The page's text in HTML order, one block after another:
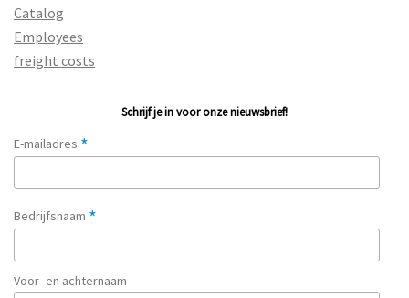
Catalog
Employees
freight costs
Schrijf je in voor onze nieuwsbrief!
E-mailadres *
Bedrijfsnaam *
Voor- en achternaam